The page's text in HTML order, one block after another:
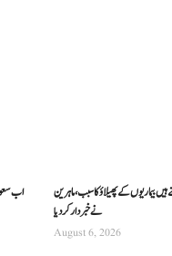
اب
بیماریوں کے پھیلاؤ کا سبب، ماہرین
نے خبردار کر دیا
August 6, 2026